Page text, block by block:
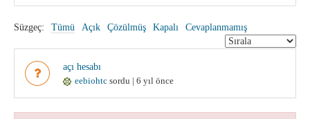
Süzgeç: Tümü Açık Çözülmüş Kapalı Cevaplanmamış
açı hesabı
eebiohtc sordu | 6 yıl önce